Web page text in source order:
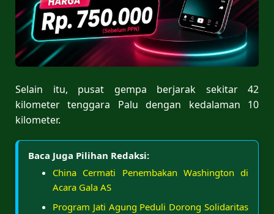
Selain itu, pusat gempa berjarak sekitar 42
kilometer tenggara Palu dengan kedalaman 10
kilometer.
Baca Juga Pilihan Redaksi:
China Cermati Penembakan Washington di
Acara Gala AS
Program Jati Agung Peduli Dorong Solidaritas